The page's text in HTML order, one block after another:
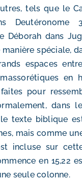
tels que le
Déborah dans
manière spéciale,
espaces
en
pour
dans
le texte biblique
mais comme
incluse sur
en 15,22
seule colonne.